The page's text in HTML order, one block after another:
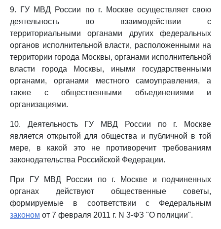
9. ГУ МВД России по г. Москве осуществляет свою
деятельность во взаимодействии с
территориальными органами других федеральных
органов исполнительной власти, расположенными на
территории города Москвы, органами исполнительной
власти города Москвы, иными государственными
органами, органами местного самоуправления, а
также с общественными объединениями и
организациями.
10. Деятельность ГУ МВД России по г. Москве
является открытой для общества и публичной в той
мере, в какой это не противоречит требованиям
законодательства Российской Федерации.
При ГУ МВД России по г. Москве и подчиненных
органах действуют общественные советы,
формируемые в соответствии с Федеральным
законом от 7 февраля 2011 г. N 3-ФЗ "О полиции".